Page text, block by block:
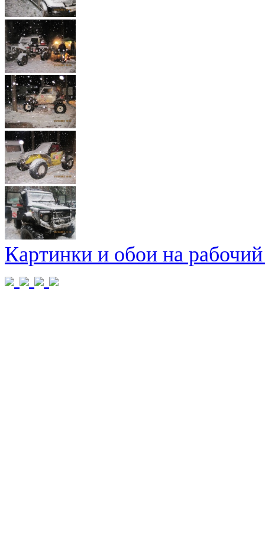
Картинки и обои на